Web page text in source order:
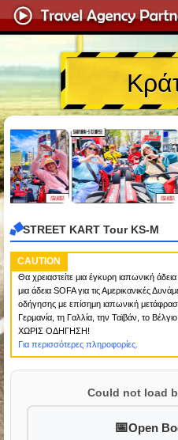
STREET KART Tour KS-M
CAUTION
Θα χρειαστείτε μια έγκυρη ιαπωνική
μια άδεια SOFA για τις Αμερικανικές
οδήγησης με επίσημη ιαπωνική
Γερμανία, τη Γαλλία, την Ταϊβάν, το
ΧΩΡΙΣ ΟΔΗΓΗΣΗ!
Για περισσότερες πληροφορίες.
Could not load
Open